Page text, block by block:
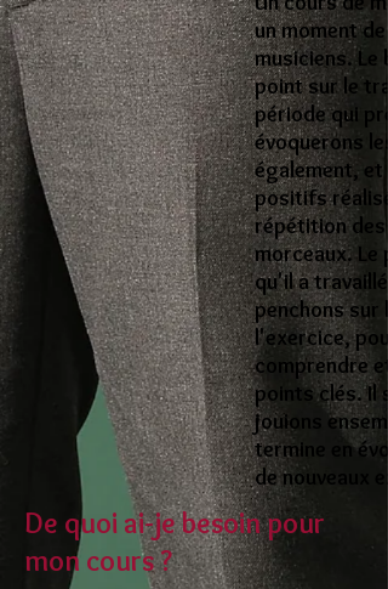
un moment
musiciens.
point sur le
période qui
évoquerons
également,
positifs
répétition
morceaux.
qu'il a travaillé
penchons sur
l'exercice,
comprendre
points clés. Il
jouions
termine en
de nouveaux
De quoi ai-je besoin pour
mon cours ?